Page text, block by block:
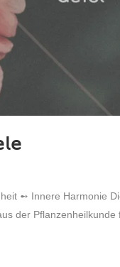
➻ Innere Harmonie⁣
der Pflanzenheilkunde